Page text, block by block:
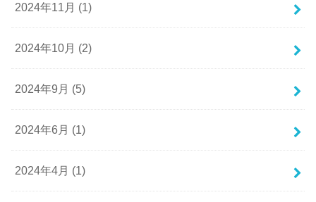
2024年11月 (1)
2024年10月 (2)
2024年9月 (5)
2024年6月 (1)
2024年4月 (1)